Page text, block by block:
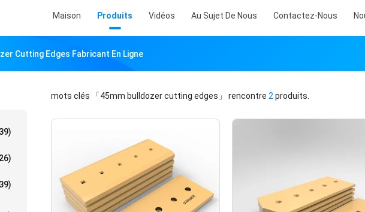
Maison Produits Vidéos Au Sujet De Nous Contactez-Nous
Cutting Edges Fabricant En Ligne
mots clés 「45mm bulldozer cutting edges」 rencontre 2 produits.